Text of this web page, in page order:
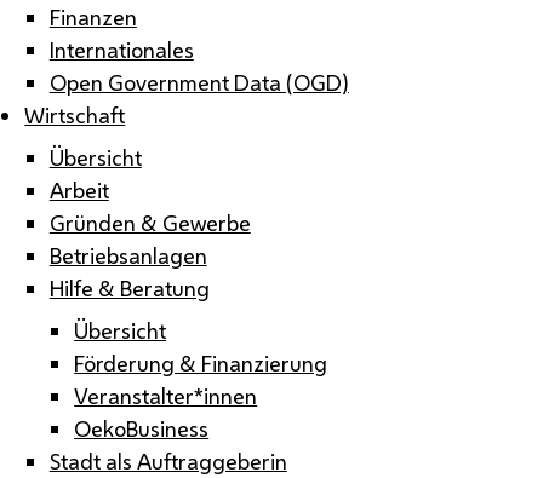
Finanzen
Internationales
Open Government Data (OGD)
Wirtschaft
Übersicht
Arbeit
Gründen & Gewerbe
Betriebsanlagen
Hilfe & Beratung
Übersicht
Förderung & Finanzierung
Veranstalter*innen
OekoBusiness
Stadt als Auftraggeberin